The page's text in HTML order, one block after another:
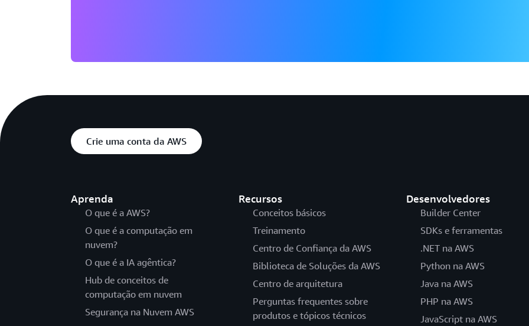
Crie uma conta da AWS
Aprenda
O que é a AWS?
O que é a computação em
nuvem?
O que é a IA agêntica?
Hub de conceitos de
computação em nuvem
Segurança na Nuvem AWS
Recursos
Conceitos básicos
Treinamento
Centro de Confiança da AWS
Biblioteca de Soluções da AWS
Centro de arquitetura
Perguntas frequentes sobre
produtos e tópicos técnicos
Desenvolvedores
Builder Center
SDKs e ferramentas
.NET na AWS
Python na AWS
Java na AWS
PHP na AWS
JavaScript na AWS